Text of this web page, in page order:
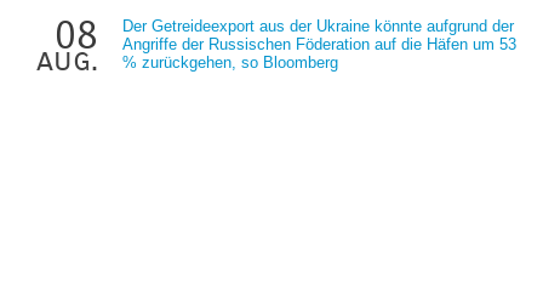
08
aug.
Der Getreideexport aus der Ukraine könnte aufgrund der
Angriffe der Russischen Föderation auf die Häfen um 53
% zurückgehen, so Bloomberg